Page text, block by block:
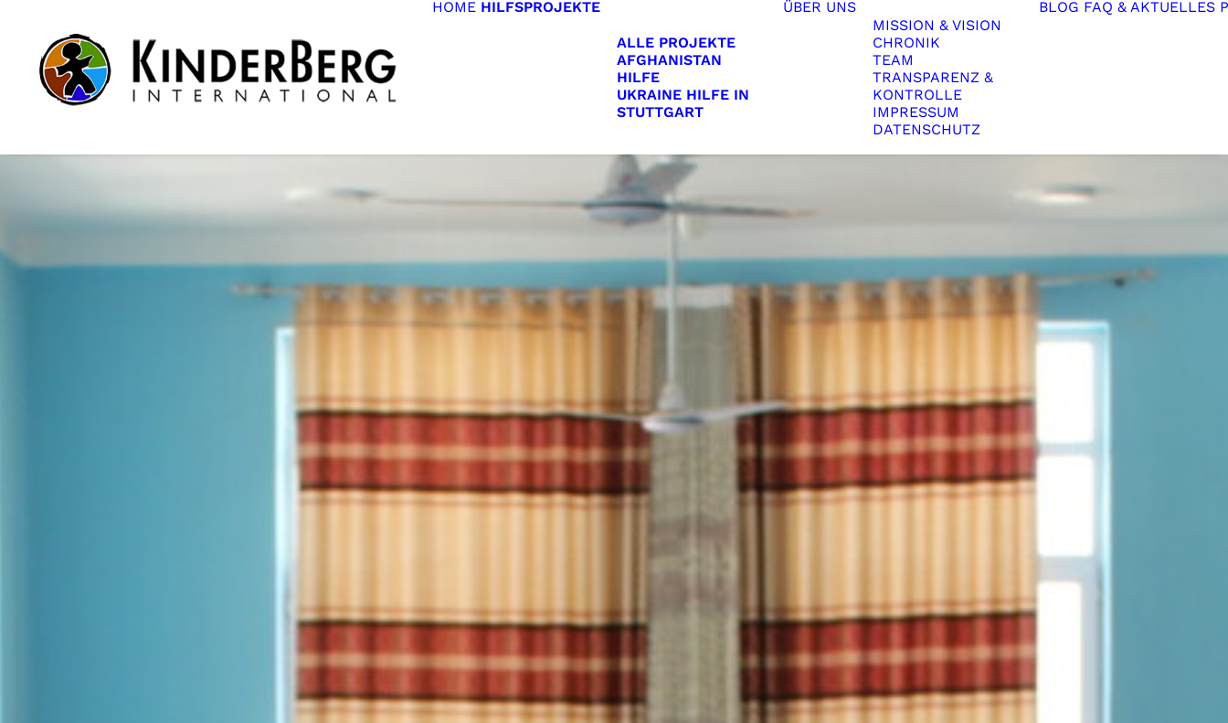
HOME HILFSPROJEKTE
ALLE PROJEKTE
AFGHANISTAN
HILFE
UKRAINE HILFE IN
STUTTGART
ÜBER UNS
MISSION & VISION
CHRONIK
TEAM
TRANSPARENZ &
KONTROLLE
IMPRESSUM
DATENSCHUTZ
BLOG FAQ & AKTUELLES